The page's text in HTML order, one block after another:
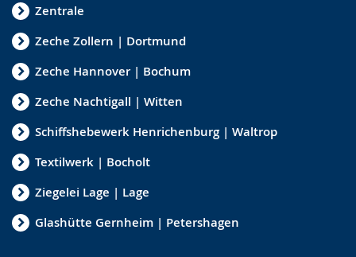
Zentrale
Zeche Zollern | Dortmund
Zeche Hannover | Bochum
Zeche Nachtigall | Witten
Schiffshebewerk Henrichenburg | Waltrop
Textilwerk | Bocholt
Ziegelei Lage | Lage
Glashütte Gernheim | Petershagen